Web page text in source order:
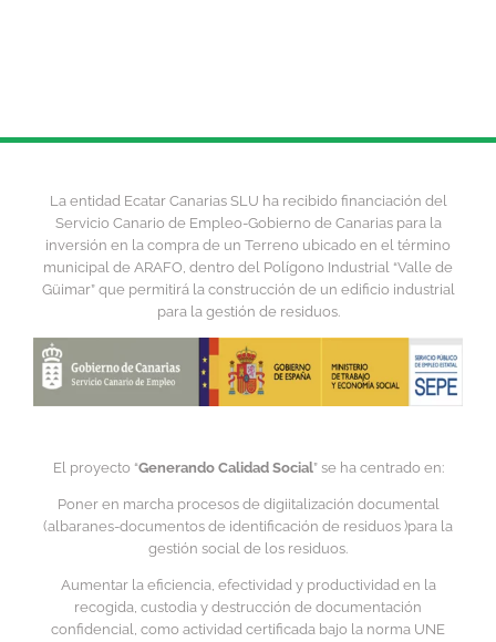
La entidad Ecatar Canarias SLU ha recibido financiación del
Servicio Canario de Empleo-Gobierno de Canarias para la
inversión en la compra de un Terreno ubicado en el término
municipal de ARAFO, dentro del Polígono Industrial “Valle de
Güimar” que permitirá la construcción de un edificio industrial
para la gestión de residuos.
El proyecto “Generando Calidad Social” se ha centrado en:
Poner en marcha procesos de digiitalización documental
(albaranes-documentos de identificación de residuos )para la
gestión social de los residuos.
Aumentar la eficiencia, efectividad y productividad en la
recogida, custodia y destrucción de documentación
confidencial, como actividad certificada bajo la norma UNE